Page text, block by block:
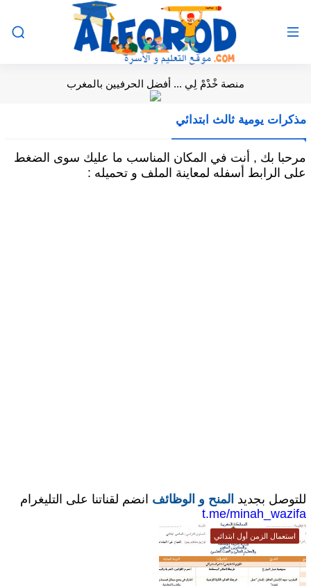
منصة خْدْمْ لِي ... أفضل الحرفيين بالمغرب
مذكرات يومية ثالث ابتدائي
مرحبا بك , أنت في المكان المناسب ما عليك سوى الضغط
على الرابط أسفله لمعاينة الملف و تحميله :
للتوصل بجديد المنح و الوظائف انضم لقناتنا على التليغرام
t.me/minah_wazifa
استعمال الزمن أول ابتدائي